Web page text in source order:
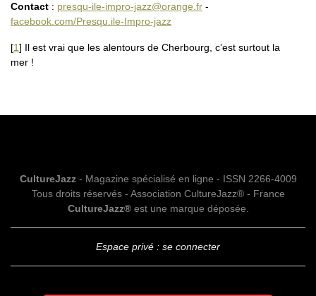
Contact : presqu-ile-impro-jazz@orange.fr -
facebook.com/Presqu.ile-Impro-jazz
[1] Il est vrai que les alentours de Cherbourg, c’est surtout la
mer !
CultureJazz- Magazine spécialisé en ligne - ISSN 2266-4009
Tous droits réservés - Association CultureJazz® - France
CultureJazz®est une marque déposée.
Espace privé : se connecter